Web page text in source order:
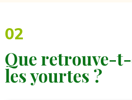
02
Que retrouve-
les yourtes ?